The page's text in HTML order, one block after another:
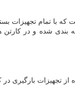
با تمام تجهیزات
بندی شده و در
از تجهیزات